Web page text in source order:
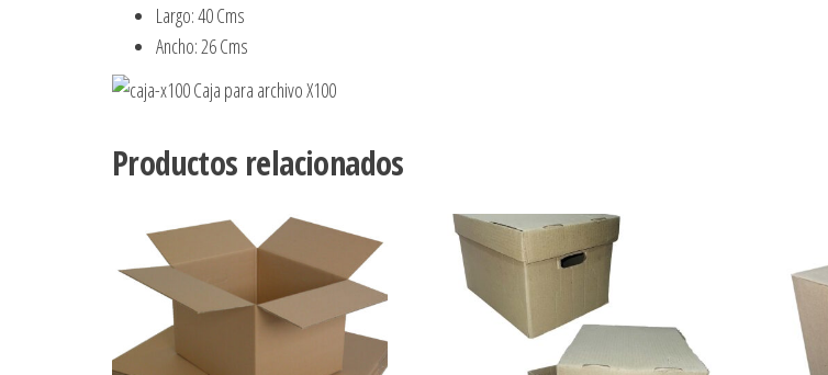
Largo: 40 Cms
Ancho: 26 Cms
Productos relacionados